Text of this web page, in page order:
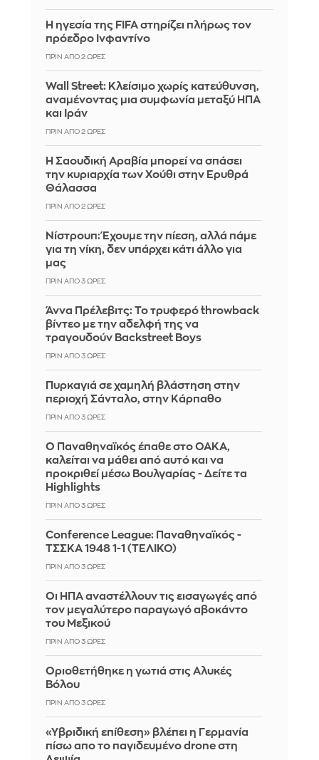
Η ηγεσία της FIFA στηρίζει πλήρως τον
πρόεδρο Ινφαντίνο
ΠΡΙΝ ΑΠΌ 2 ΏΡΕΣ
Wall Street: Κλείσιμο χωρίς κατεύθυνση,
αναμένοντας μια συμφωνία μεταξύ ΗΠΑ
και Ιράν
ΠΡΙΝ ΑΠΌ 2 ΏΡΕΣ
Η Σαουδική Αραβία μπορεί να σπάσει
την κυριαρχία των Χούθι στην Ερυθρά
Θάλασσα
ΠΡΙΝ ΑΠΌ 2 ΏΡΕΣ
Νίστρουπ: Έχουμε την πίεση, αλλά πάμε
για τη νίκη, δεν υπάρχει κάτι άλλο για
μας
ΠΡΙΝ ΑΠΌ 3 ΏΡΕΣ
Άννα Πρέλεβιτς: Το τρυφερό throwback
βίντεο με την αδελφή της να
τραγουδούν Backstreet Boys
ΠΡΙΝ ΑΠΌ 3 ΏΡΕΣ
Πυρκαγιά σε χαμηλή βλάστηση στην
περιοχή Σάνταλο, στην Κάρπαθο
ΠΡΙΝ ΑΠΌ 3 ΏΡΕΣ
Ο Παναθηναϊκός έπαθε στο ΟΑΚΑ,
καλείται να μάθει από αυτό και να
προκριθεί μέσω Βουλγαρίας - Δείτε τα
Highlights
ΠΡΙΝ ΑΠΌ 3 ΏΡΕΣ
Conference League: Παναθηναϊκός -
ΤΣΣΚΑ 1948 1-1 (ΤΕΛΙΚΟ)
ΠΡΙΝ ΑΠΌ 3 ΏΡΕΣ
Οι ΗΠΑ αναστέλλουν τις εισαγωγές από
τον μεγαλύτερο παραγωγό αβοκάντο
του Μεξικού
ΠΡΙΝ ΑΠΌ 3 ΏΡΕΣ
Οριοθετήθηκε η γωτιά στις Αλυκές
Βόλου
ΠΡΙΝ ΑΠΌ 3 ΏΡΕΣ
«Υβριδική επίθεση» βλέπει η Γερμανία
πίσω απο το παγιδευμένο drone στη